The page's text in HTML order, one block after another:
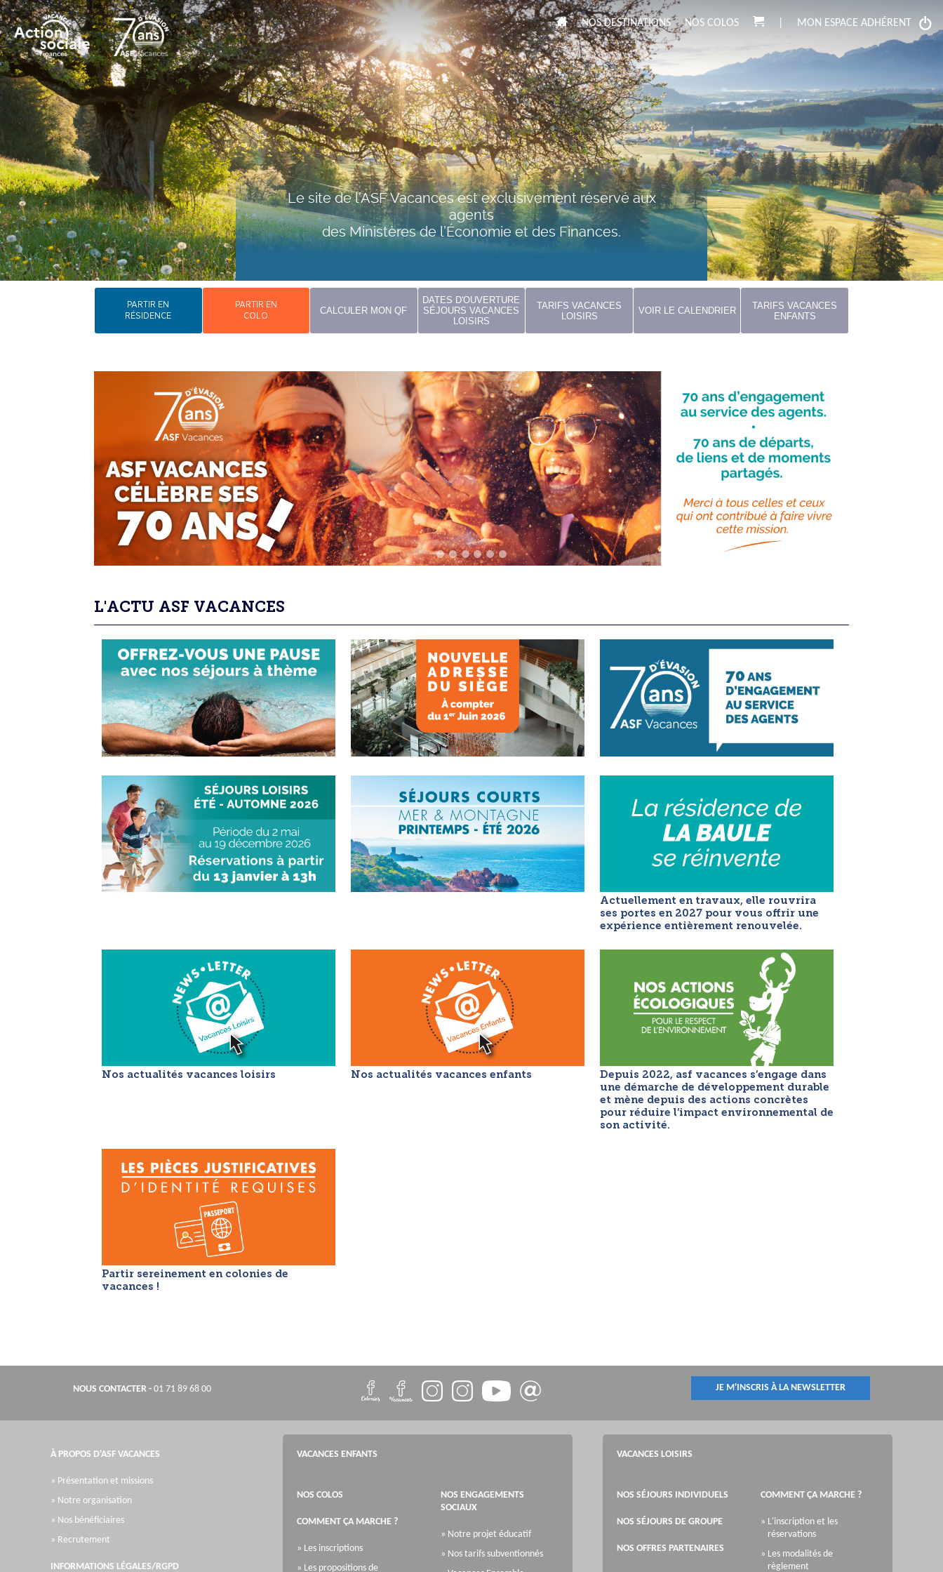
NOS DESTINATIONS NOS COLOS MON ESPACE ADHÉRENT
Le site de l'ASF Vacances est exclusivement réservé aux
agents
des Ministères de l’Économie et des Finances.
PARTIR EN
RÉSIDENCE
PARTIR EN
COLO
CALCULER MON QF
DATES D'OUVERTURE
SÉJOURS VACANCES
LOISIRS
TARIFS VACANCES
LOISIRS
VOIR LE CALENDRIER
TARIFS VACANCES
ENFANTS
L'ACTU ASF VACANCES
Actuellement en travaux, elle rouvrira
ses portes en 2027 pour vous offrir une
expérience entièrement renouvelée.
Nos actualités vacances loisirs Nos actualités vacances enfants
Depuis 2022, asf vacances s’engage dans
une démarche de développement durable
et mène depuis des actions concrètes
pour réduire l’impact environnemental de
son activité.
Partir sereinement en colonies de
vacances !
NOUS CONTACTER -01 71 89 68 00 JE M'INSCRIS À LA NEWSLETTER
À PROPOS D'ASF VACANCES
» Présentation et missions
» Notre organisation
» Nos bénéficiaires
» Recrutement
INFORMATIONS LÉGALES/RGPD
VACANCES ENFANTS
NOS COLOS
COMMENT ÇA MARCHE ?
» Les inscriptions
» Les propositions de
NOS ENGAGEMENTS
SOCIAUX
» Notre projet éducatif
» Nos tarifs subventionnés
VACANCES LOISIRS
NOS SÉJOURS INDIVIDUELS
NOS SÉJOURS DE GROUPE
NOS OFFRES PARTENAIRES
COMMENT ÇA MARCHE ?
» L'inscription et les
réservations
» Les modalités de
règlement